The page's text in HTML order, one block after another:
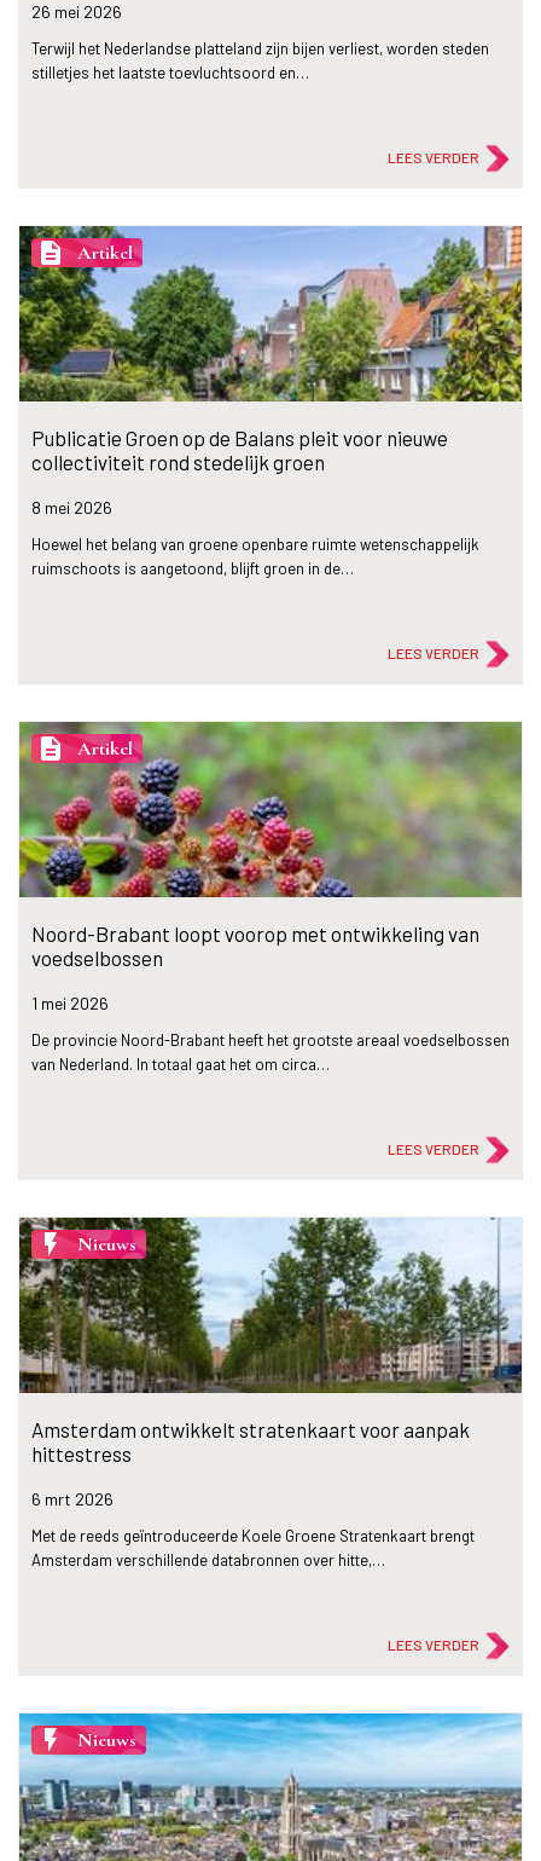
26 mei 2026
Terwijl het Nederlandse platteland zijn bijen verliest, worden steden
stilletjes het laatste toevluchtsoord en…
LEES VERDER
description Artikel
Publicatie Groen op de Balans pleit voor nieuwe
collectiviteit rond stedelijk groen
8 mei 2026
Hoewel het belang van groene openbare ruimte wetenschappelijk
ruimschoots is aangetoond, blijft groen in de…
LEES VERDER
description Artikel
Noord-Brabant loopt voorop met ontwikkeling van
voedselbossen
1 mei 2026
De provincie Noord-Brabant heeft het grootste areaal voedselbossen
van Nederland. In totaal gaat het om circa…
LEES VERDER
flash_on Nieuws
Amsterdam ontwikkelt stratenkaart voor aanpak
hittestress
6 mrt 2026
Met de reeds geïntroduceerde Koele Groene Stratenkaart brengt
Amsterdam verschillende databronnen over hitte,…
LEES VERDER
flash_on Nieuws